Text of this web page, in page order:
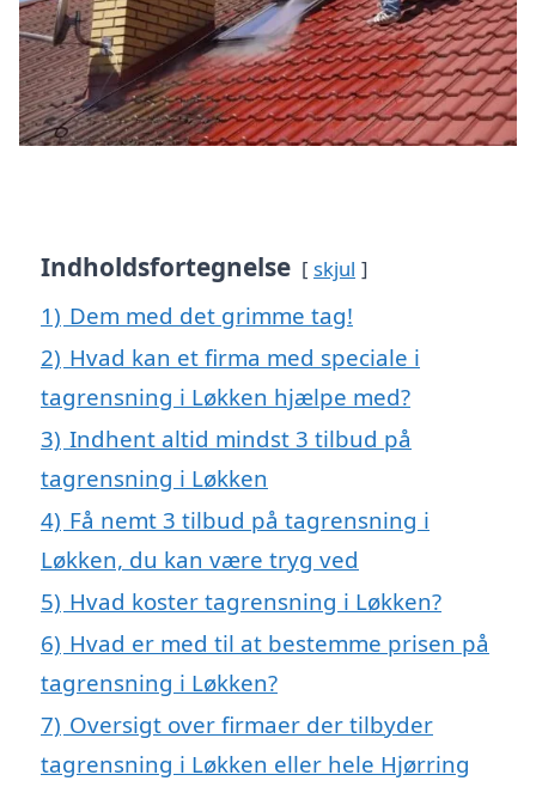
Indholdsfortegnelse skjul
1) Dem med det grimme tag!
2) Hvad kan et firma med speciale i
tagrensning i Løkken hjælpe med?
3) Indhent altid mindst 3 tilbud på
tagrensning i Løkken
4) Få nemt 3 tilbud på tagrensning i
Løkken, du kan være tryg ved
5) Hvad koster tagrensning i Løkken?
6) Hvad er med til at bestemme prisen på
tagrensning i Løkken?
7) Oversigt over firmaer der tilbyder
tagrensning i Løkken eller hele Hjørring